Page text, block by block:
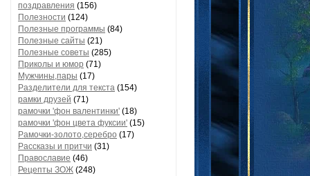
поздравления (156)
Полезности (124)
Полезные программы (84)
Полезные сайты (21)
Полезные советы (285)
Приколы и юмор (71)
Мужчины,пары (17)
Разделители для текста (154)
рамки друзей (71)
рамочки 'фон валентинки' (18)
рамочки 'фон цвета фуксии' (15)
Рамочки-золото,серебро (17)
Рассказы и притчи (31)
Православие (46)
Рецепты ЗОЖ (248)